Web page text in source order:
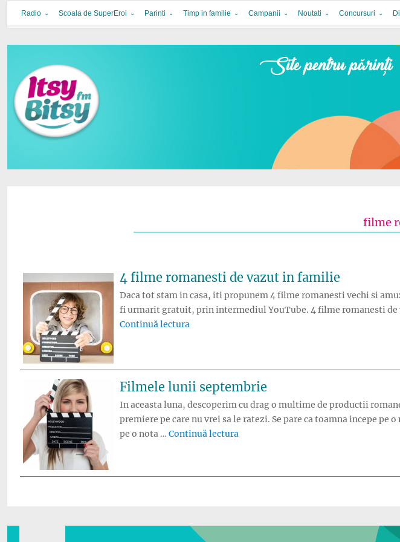
Itsy Bitsy
bucurie in familie
Radio Scoala de SuperEroi Parinti Timp in familie Campanii Noutati Concursuri
filme
4 filme romanesti de vazut in familie
Daca tot stam in casa, iti propunem 4 filme romanesti vechi si
fi urmarit gratuit, prin intermediul YouTube. 4 filme romanesti de
Continuă lectura
Filmele lunii septembrie
In aceasta luna, descoperim cu drag o multime de productii
premiere pe care nu vrei sa le ratezi. Se pare ca toamna incepe
pe o nota … Continuă lectura